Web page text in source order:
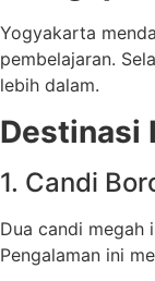
Yogyakarta
pembelajaran.
lebih dalam.
Destinasi
1. Candi
Dua candi megah
Pengalaman ini